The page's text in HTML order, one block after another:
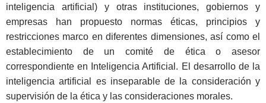
inteligencia artificial) y otras instituciones, gobiernos y
empresas han propuesto normas éticas, principios y
restricciones marco en diferentes dimensiones, así como el
establecimiento de un comité de ética o asesor
correspondiente en Inteligencia Artificial. El desarrollo de la
inteligencia artificial es inseparable de la consideración y
supervisión de la ética y las consideraciones morales.